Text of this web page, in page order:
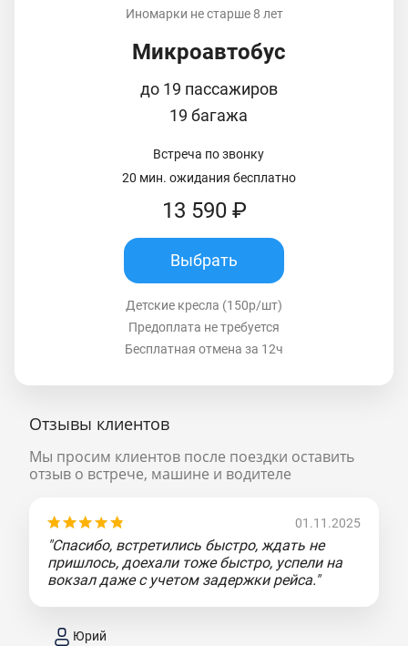
Иномарки не старше 8 лет
Микроавтобус
до 19 пассажиров
19 багажа
Встреча по звонку
20 мин. ожидания бесплатно
13 590 ₽
Выбрать
Детские кресла (150р/шт)
Предоплата не требуется
Бесплатная отмена за 12ч
Отзывы клиентов
Мы просим клиентов после поездки оставить
отзыв о встрече, машине и водителе
01.11.2025
"Спасибо, встретились быстро, ждать не
пришлось, доехали тоже быстро, успели на
вокзал даже с учетом задержки рейса."
Юрий